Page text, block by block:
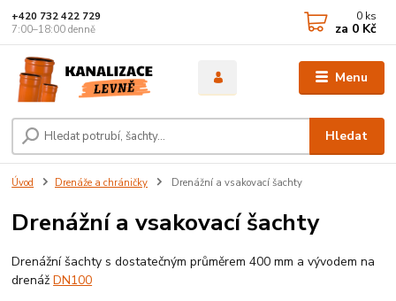
Menu
Hledat
+420 732 422 729
7:00–18:00 denně
0 ks
za 0 Kč
Úvod Drenáže a chráničky Drenážní a vsakovací šachty
Drenážní a vsakovací šachty
Drenážní šachty s dostatečným průměrem 400 mm a vývodem na
drenážDN100